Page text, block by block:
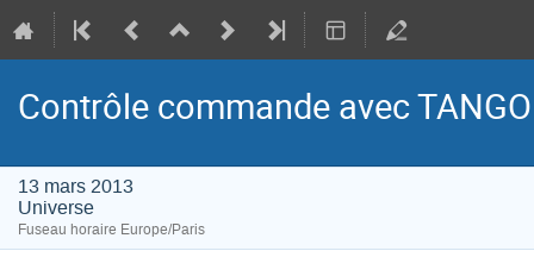
Contrôle commande avec TANGO
13 mars 2013
Universe
Fuseau horaire Europe/Paris